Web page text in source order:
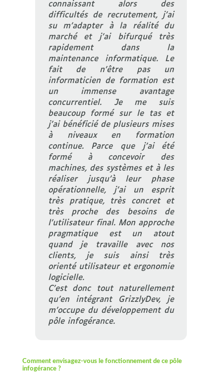
connaissant alors des
difficultés de recrutement, j’ai
su m’adapter à la réalité du
marché et j’ai bifurqué très
rapidement dans la
maintenance informatique. Le
fait de n’être pas un
informaticien de formation est
un immense avantage
concurrentiel. Je me suis
beaucoup formé sur le tas et
j’ai bénéficié de plusieurs mises
à niveaux en formation
continue. Parce que j’ai été
formé à concevoir des
machines, des systèmes et à les
réaliser jusqu’à leur phase
opérationnelle, j’ai un esprit
très pratique, très concret et
très proche des besoins de
l’utilisateur final. Mon approche
pragmatique est un atout
quand je travaille avec nos
clients, je suis ainsi très
orienté utilisateur et ergonomie
logicielle.
C’est donc tout naturellement
qu’en intégrant GrizzlyDev, je
m’occupe du développement du
pôle infogérance.
Comment envisagez-vous le fonctionnement de ce pôle
infogérance ?